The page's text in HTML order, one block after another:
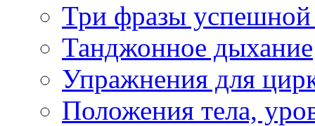
Три фразы успешной
Танджонное дыхание
Упражнения для
Положения тела,